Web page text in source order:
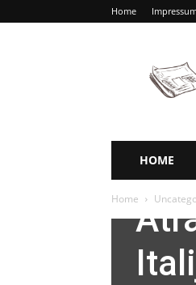
Home
RS
HOME
Home
Uncategorized